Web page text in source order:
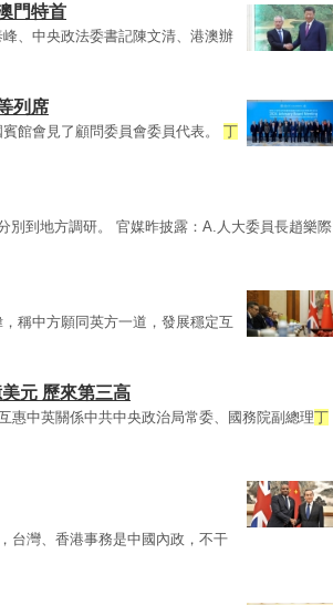
門特首
、中央政法委書記陳文清、港澳辦
列席
館會見了顧問委員會委員代表。 丁
別到地方調研。 官媒昨披露：A.人大委員長趙樂際
稱中方願同英方一道，發展穩定互
元 歷來第三高
惠中英關係中共中央政治局常委、國務院副總理丁
台灣、香港事務是中國內政，不干